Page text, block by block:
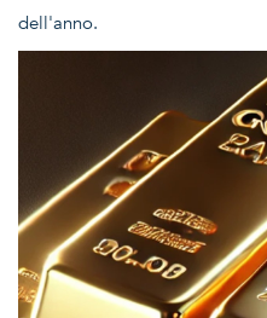
dell'anno.